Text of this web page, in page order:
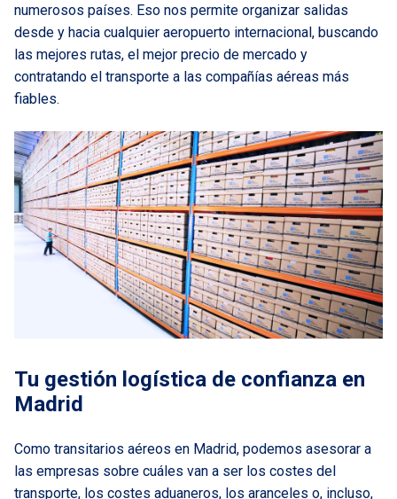
numerosos países. Eso nos permite organizar salidas
desde y hacia cualquier aeropuerto internacional, buscando
las mejores rutas, el mejor precio de mercado y
contratando el transporte a las compañías aéreas más
fiables.
Tu gestión logística de confianza en
Madrid
Como transitarios aéreos en Madrid, podemos asesorar a
las empresas sobre cuáles van a ser los costes del
transporte, los costes aduaneros, los aranceles o, incluso,